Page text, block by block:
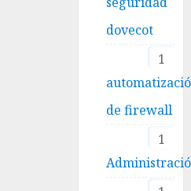
dovecot
1
de firewall
1